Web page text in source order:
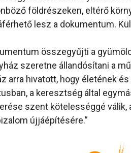
földrészeken, eltérő
lesz a dokumentum.
összegyűjti a
szeretne állandósítani a
arra hivatott, hogy életének
a keresztség által
szent kötelességgé
újjáépítésére.”